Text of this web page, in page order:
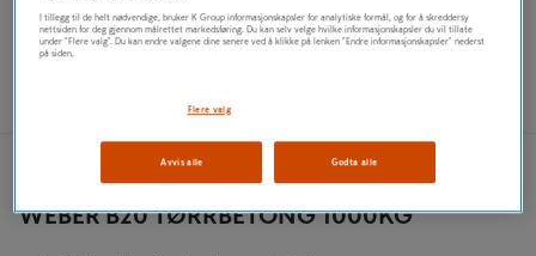
WEBER B20 TØRRBETONG 1000KG
I tillegg til de helt nødvendige, bruker K Group informasjonskapsler for analytiske formål, og for å skreddersy
nettsiden for deg gjennom målrettet markedsføring. Du kan selv velge hvilke informasjonskapsler du vil tillate
under "Flere valg". Du kan endre valgene dine senere ved å klikke på lenken "Endre informasjonskapsler" nederst
på siden.
Flere valg
Avvis alle Godta alle